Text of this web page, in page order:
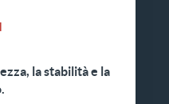
la stabilità e la